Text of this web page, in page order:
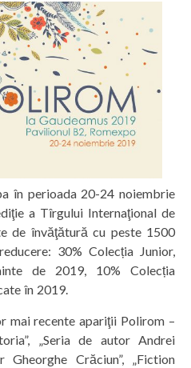
în perioada 20-24 noiembrie
a Tîrgului Internaţional de
de învăţătură cu peste 1500
30% Colecția Junior,
de 2019, 10% Colecția
în 2019.
mai recente apariţii Polirom –
„Seria de autor Andrei
Gheorghe Crăciun”, „Fiction